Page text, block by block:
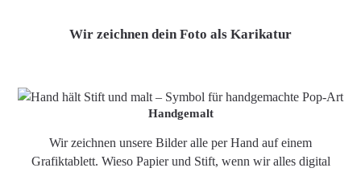
Wir zeichnen dein Foto als Karikatur
Handgemalt
Wir zeichnen unsere Bilder alle per Hand auf einem
Grafiktablett. Wieso Papier und Stift, wenn wir alles digital